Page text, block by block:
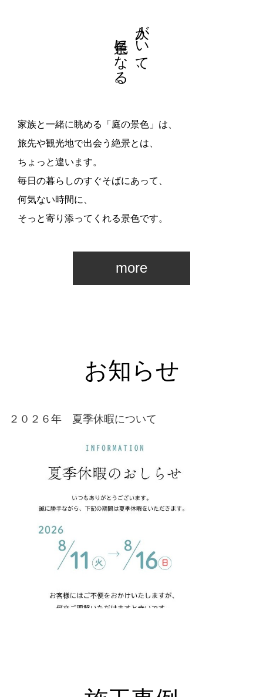
人がいて、
景色になる。
家族と一緒に眺める「庭の景色」は、
旅先や観光地で出会う絶景とは、
ちょっと違います。
毎日の暮らしのすぐそばにあって、
何気ない時間に、
そっと寄り添ってくれる景色です。
more
お知らせ
２０２６年 夏季休暇について